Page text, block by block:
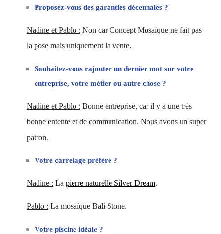
Proposez-vous des garanties décennales ?
Nadine et Pablo : Non car Concept Mosaïque ne fait pas
la pose mais uniquement la vente.
Souhaitez-vous rajouter un dernier mot sur votre
entreprise, votre métier ou autre chose ?
Nadine et Pablo : Bonne entreprise, car il y a une très
bonne entente et de communication. Nous avons un super
patron.
Votre carrelage préféré ?
Nadine : La pierre naturelle Silver Dream.
Pablo : La mosaïque Bali Stone.
Votre piscine idéale ?